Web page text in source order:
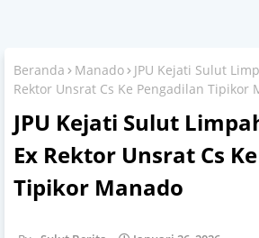
Beranda Manado
JPU Kejati Sulut
Rektor Unsrat Cs Ke Pengadilan Tipikor
JPU Kejati Sulut
Ex Rektor Unsrat Cs
Tipikor Manado